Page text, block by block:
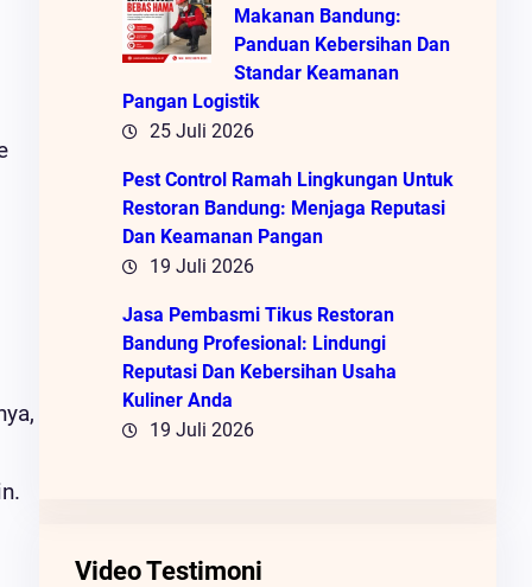
Makanan Bandung:
Panduan Kebersihan Dan
Standar Keamanan
Pangan Logistik
25 Juli 2026
Pest Control Ramah Lingkungan Untuk
Restoran Bandung: Menjaga Reputasi
Dan Keamanan Pangan
19 Juli 2026
Jasa Pembasmi Tikus Restoran
Bandung Profesional: Lindungi
Reputasi Dan Kebersihan Usaha
Kuliner Anda
19 Juli 2026
Video Testimoni